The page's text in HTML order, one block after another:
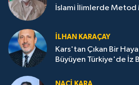
İslami İlimlerde Metod
İLHAN KARAÇAY
Kars'tan Çıkan Bir
Büyüyen Türkiye'de İz